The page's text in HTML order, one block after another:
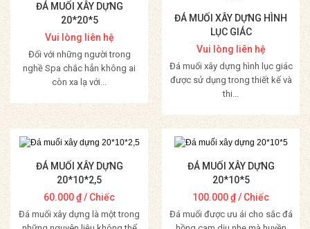
ĐÁ MUỐI XÂY DỰNG
20*20*5
Vui lòng liên hệ
Đối với những người trong
nghề Spa chắc hẳn không ai
còn xa lạ với...
Mua Hàng
ĐÁ MUỐI XÂY DỰNG HÌNH
LỤC GIÁC
Vui lòng liên hệ
Đá muối xây dựng hình lục giác
được sử dụng trong thiết kế và
thi...
Mua Hàng
ĐÁ MUỐI XÂY DỰNG
20*10*2,5
60.000₫/ Chiếc
Đá muối xây dựng là một trong
ĐÁ MUỐI XÂY DỰNG
20*10*5
100.000₫/ Chiếc
Đá muối được ưu ái cho sắc đá